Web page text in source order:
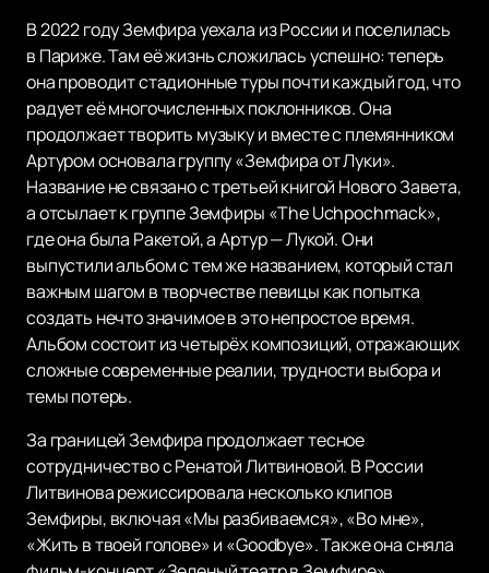
В 2022 году Земфира уехала из России и поселилась
в Париже. Там её жизнь сложилась успешно: теперь
она проводит стадионные туры почти каждый год, что
радует её многочисленных поклонников. Она
продолжает творить музыку и вместе с племянником
Артуром основала группу «Земфира от Луки».
Название не связано с третьей книгой Нового Завета,
а отсылает к группе Земфиры «The Uchpochmack»,
где она была Ракетой, а Артур — Лукой. Они
выпустили альбом с тем же названием, который стал
важным шагом в творчестве певицы как попытка
создать нечто значимое в это непростое время.
Альбом состоит из четырёх композиций, отражающих
сложные современные реалии, трудности выбора и
темы потерь.
За границей Земфира продолжает тесное
сотрудничество с Ренатой Литвиновой. В России
Литвинова режиссировала несколько клипов
Земфиры, включая «Мы разбиваемся», «Во мне»,
«Жить в твоей голове» и «Goodbye». Также она сняла